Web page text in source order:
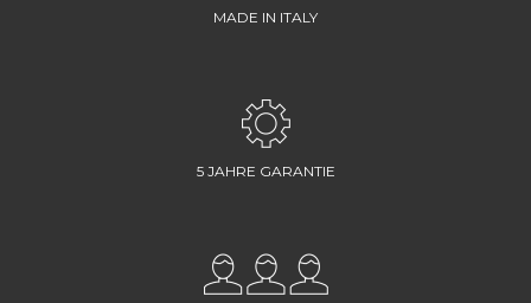
MADE IN ITALY
5 JAHRE GARANTIE